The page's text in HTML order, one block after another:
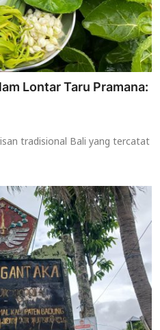
Lontar Taru Pramana:
tradisional Bali yang tercatat